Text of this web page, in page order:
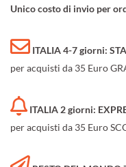
Unico costo di invio per
ITALIA 4-7 giorni:
per acquisti da 35 Euro
ITALIA 2 giorni:
per acquisti da 35 Euro